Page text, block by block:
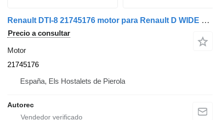
Renault DTI-8 21745176 motor para Renault D WIDE ZE camión
Precio a consultar
Motor
21745176
España, Els Hostalets de Pierola
Autorec